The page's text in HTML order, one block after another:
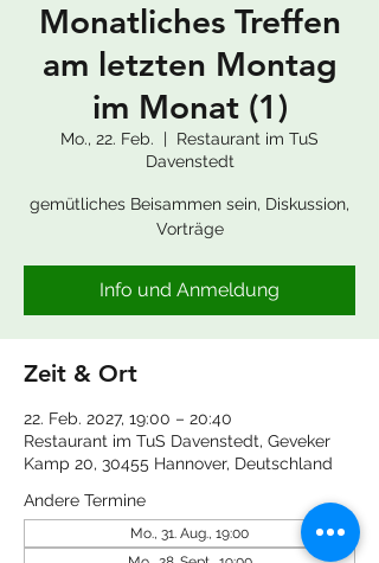
Monatliches Treffen
am letzten Montag
im Monat (1)
Mo., 22. Feb.
  |
Restaurant im TuS
Davenstedt
gemütliches Beisammen sein, Diskussion,
Vorträge
Info und Anmeldung
Zeit & Ort
22. Feb. 2027, 19:00 – 20:40
Restaurant im TuS Davenstedt, Geveker
Kamp 20, 30455 Hannover, Deutschland
Andere Termine
Mo., 31. Aug., 19:00